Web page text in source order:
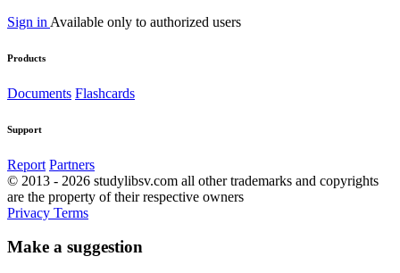
Sign in Available only to authorized users
Products
Documents Flashcards
Support
Report Partners
© 2013 - 2026 studylibsv.com all other trademarks and copyrights
are the property of their respective owners
Privacy Terms
Make a suggestion